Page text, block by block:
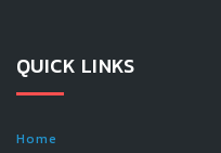
QUICK LINKS
Home